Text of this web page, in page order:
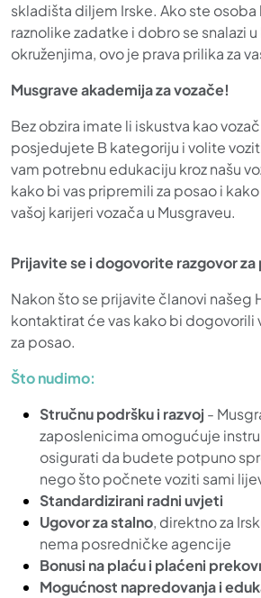
skladišta diljem Irske. Ako ste osoba
raznolike zadatke i dobro se snalazi
okruženjima, ovo je prava prilika za
Musgrave akademija za vozače!
Bez obzira imate li iskustva kao
posjedujete B kategoriju i volite
vam potrebnu edukaciju kroz našu
kako bi vas pripremili za posao i
vašoj karijeri vozača u Musgraveu.
Prijavite se i dogovorite razgovor za
Nakon što se prijavite članovi našeg
kontaktirat će vas kako bi dogovorili
za posao.
Što nudimo:
Stručnu podršku i razvoj -
zaposlenicima omogućuje
osigurati da budete potpuno
nego što počnete voziti sami
Standardizirani radni uvjeti
Ugovor za stalno, direktno za
nema posredničke agencije
Bonusi na plaću i plaćeni
Mogućnost napredovanja i